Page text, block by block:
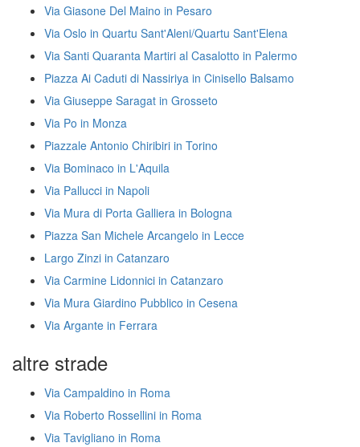
Via Giasone Del Maino in Pesaro
Via Oslo in Quartu Sant'Aleni/Quartu Sant'Elena
Via Santi Quaranta Martiri al Casalotto in Palermo
Piazza Ai Caduti di Nassiriya in Cinisello Balsamo
Via Giuseppe Saragat in Grosseto
Via Po in Monza
Piazzale Antonio Chiribiri in Torino
Via Bominaco in L'Aquila
Via Pallucci in Napoli
Via Mura di Porta Galliera in Bologna
Piazza San Michele Arcangelo in Lecce
Largo Zinzi in Catanzaro
Via Carmine Lidonnici in Catanzaro
Via Mura Giardino Pubblico in Cesena
Via Argante in Ferrara
altre strade
Via Campaldino in Roma
Via Roberto Rossellini in Roma
Via Tavigliano in Roma